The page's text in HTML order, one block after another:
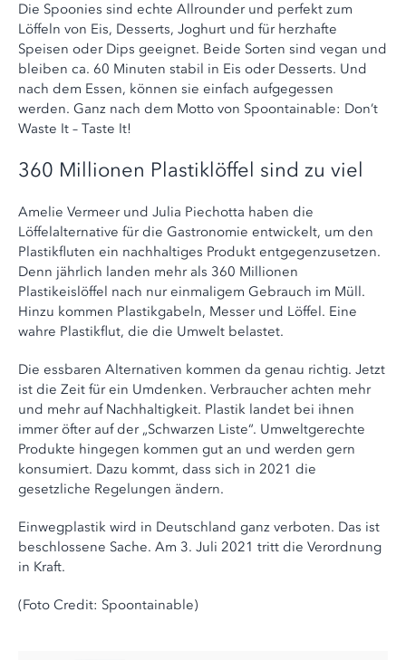
Die Spoonies sind echte Allrounder und perfekt zum
Löffeln von Eis, Desserts, Joghurt und für herzhafte
Speisen oder Dips geeignet. Beide Sorten sind vegan und
bleiben ca. 60 Minuten stabil in Eis oder Desserts. Und
nach dem Essen, können sie einfach aufgegessen
werden. Ganz nach dem Motto von Spoontainable: Don’t
Waste It – Taste It!
360 Millionen Plastiklöffel sind zu viel
Amelie Vermeer und Julia Piechotta haben die
Löffelalternative für die Gastronomie entwickelt, um den
Plastikfluten ein nachhaltiges Produkt entgegenzusetzen.
Denn jährlich landen mehr als 360 Millionen
Plastikeislöffel nach nur einmaligem Gebrauch im Müll.
Hinzu kommen Plastikgabeln, Messer und Löffel. Eine
wahre Plastikflut, die die Umwelt belastet.
Die essbaren Alternativen kommen da genau richtig. Jetzt
ist die Zeit für ein Umdenken. Verbraucher achten mehr
und mehr auf Nachhaltigkeit. Plastik landet bei ihnen
immer öfter auf der „Schwarzen Liste“. Umweltgerechte
Produkte hingegen kommen gut an und werden gern
konsumiert. Dazu kommt, dass sich in 2021 die
gesetzliche Regelungen ändern.
Einwegplastik wird in Deutschland ganz verboten. Das ist
beschlossene Sache. Am 3. Juli 2021 tritt die Verordnung
in Kraft.
(Foto Credit: Spoontainable)